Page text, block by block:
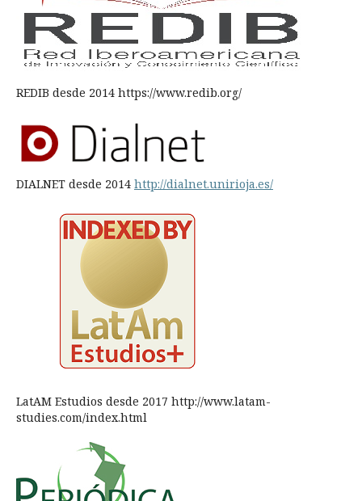
REDIB desde 2014 https://www.redib.org/
DIALNET desde 2014 http://dialnet.unirioja.es/
LatAM Estudios desde 2017 http://www.latam-
studies.com/index.html